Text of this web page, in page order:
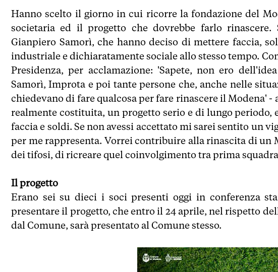
Hanno scelto il giorno in cui ricorre la fondazione del
societaria ed il progetto che dovrebbe farlo
Gianpiero Samorì, che hanno deciso di mettere faccia,
industriale e dichiaratamente sociale allo stesso tempo.
Presidenza, per acclamazione: 'Sapete, non ero
Samorì, Improta e poi tante persone che, anche nelle
chiedevano di fare qualcosa per fare rinascere il Modena'
realmente costituita, un progetto serio e di lungo
faccia e soldi. Se non avessi accettato mi sarei sentito un
per me rappresenta. Vorrei contribuire alla rinascita di un
dei tifosi, di ricreare quel coinvolgimento tra prima
Il progetto
Erano sei su dieci i soci presenti oggi in conferenza
presentare il progetto, che entro il 24 aprile, nel rispetto
dal Comune, sarà presentato al Comune stesso.